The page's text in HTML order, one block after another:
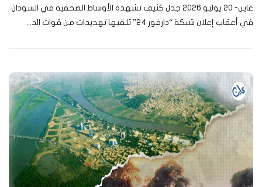
عاين- 20 يوليو 2026 جدل كثيف تشهده الأوساط الصحفية في السودان
في أعقاب إعلان شبكة “دارفور 24” تلقيها تهديدات من قوات الد...